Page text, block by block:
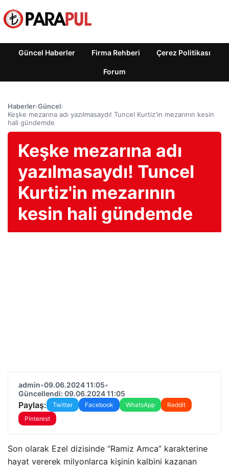
Güncel Haberler Firma Rehberi Çerez Politikası
Forum
Haberler›Güncel›
Keşke mezarına adı yazılmasaydı! Tuncel Kurtiz'in mezarının kesin
hali gündemde
Keşke mezarına adı
yazılmasaydı! Tuncel
Kurtiz'in mezarının
kesin hali gündemde
admin•09.06.2024 11:05•
Güncellendi: 09.06.2024 11:05
Paylaş: Twitter Facebook WhatsApp
Reddit
Pinterest
Son olarak Ezel dizisinde “Ramiz Amca” karakterine
hayat vererek milyonlarca kişinin kalbini kazanan